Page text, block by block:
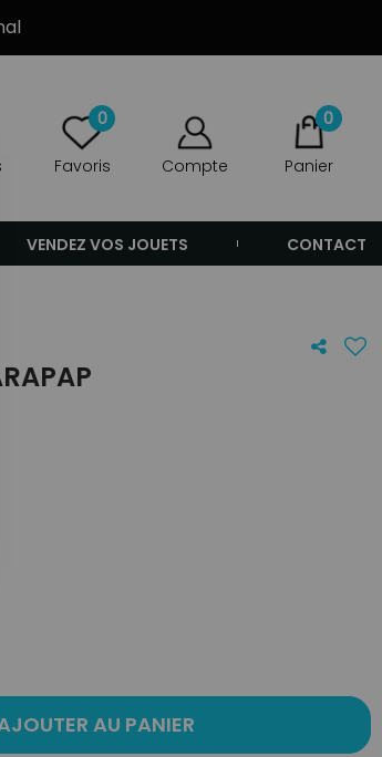
0
Favoris Compte
0
Panier
VENDEZ VOS JOUETS CONTACT
AU PANIER